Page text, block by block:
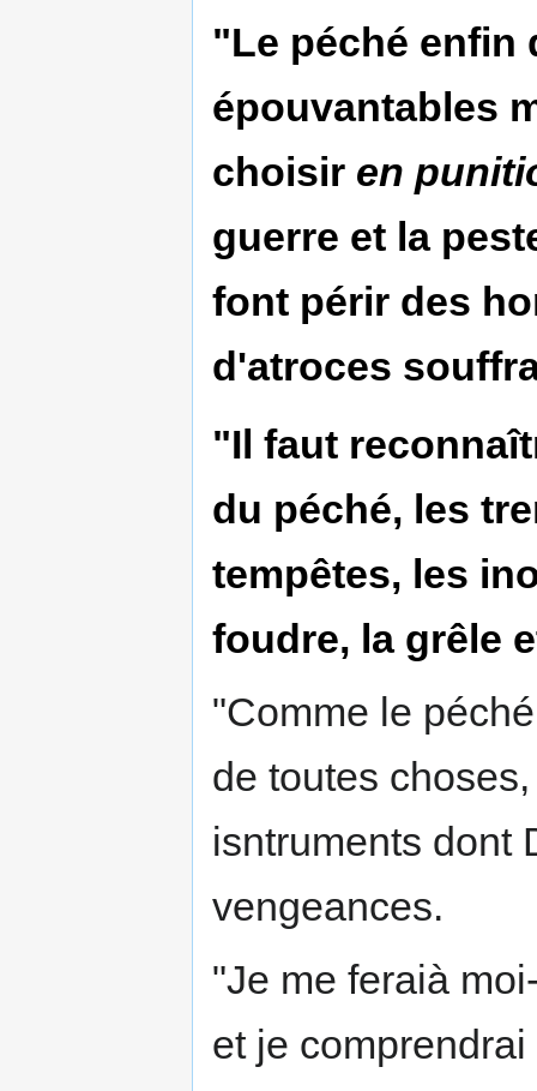
"Le péché enfin
épouvantables
choisir en
guerre et la
font périr des
d'atroces
"Il faut
du péché, les
tempêtes, les
foudre, la grêle
"Comme le
de toutes
isntruments dont
vengeances.
"Je me feraià
et je